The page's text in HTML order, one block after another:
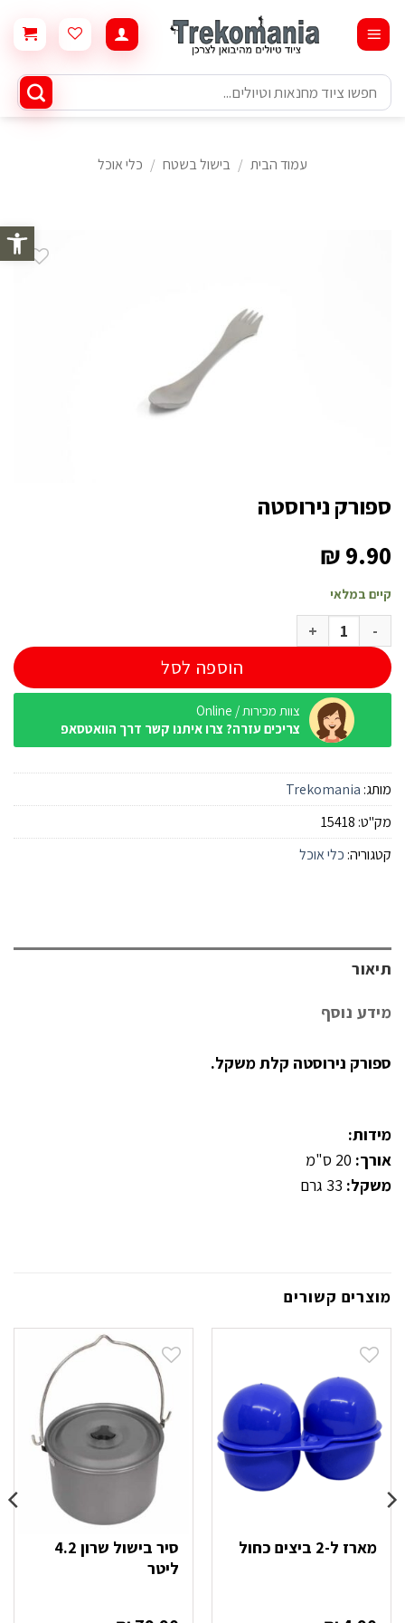
פתח
content
חיפוש
עבור:
עמוד הבית / בישול בשטח / כלי אוכל
ספורק נירוסטה
₪9.90
קיים במלאי
כמות של ספורק נירוסטה
הוספה לסל
צוות מכירות / Online
צריכים עזרה? צרו איתנו קשר דרך הוואטסאפ
מותג: Trekomania
מק"ט: 15418
קטגוריה: כלי אוכל
תיאור
מידע נוסף
ספורק נירוסטה קלת משקל.
מידות:
אורך:
משקל:
מוצרים קשורים
מארז ל-2 ביצים כחול
סיר בישול שרון 4.2
ליטר